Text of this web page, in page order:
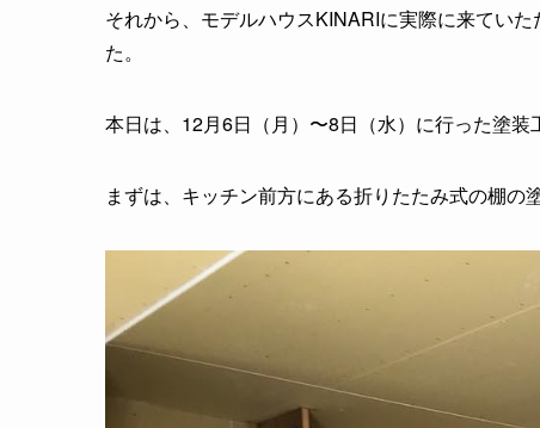
それから、モデルハウスKINARIに実際に来てい
た。
本日は、12月6日（月）〜8日（水）に行った塗装
まずは、キッチン前方にある折りたたみ式の棚の